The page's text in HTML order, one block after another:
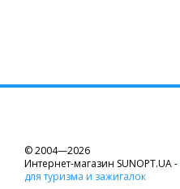
© 2004—2026
Интернет-магазин SUNOPT.UA -
для туризма и зажигалок